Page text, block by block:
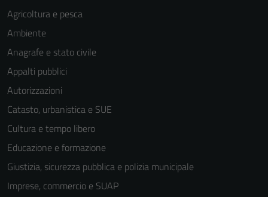
Agricoltura e pesca
Ambiente
Anagrafe e stato civile
Appalti pubblici
Autorizzazioni
Catasto, urbanistica e SUE
Cultura e tempo libero
Educazione e formazione
Giustizia, sicurezza pubblica e polizia municipale
Imprese, commercio e SUAP